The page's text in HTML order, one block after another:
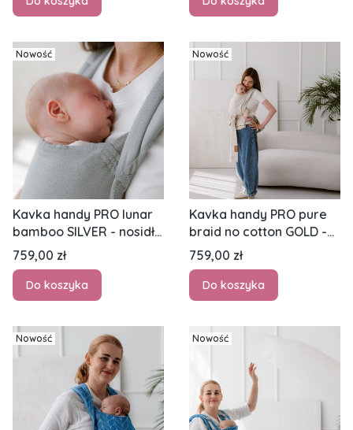
Nowość
Kavka handy PRO lunar
bamboo SILVER - nosidło
hybrydowe regulowane
Cena
759,00 zł
Do koszyka
Nowość
Kavka handy PRO pure
braid no cotton GOLD -
nosidło hybrydowe
regulowane
Cena
759,00 zł
Do koszyka
Nowość Nowość